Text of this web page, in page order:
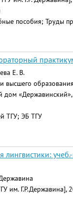
пособия; Труды
Е. В.
высшего
дом
ТГУ; ЭБ ТГУ
лингвистики:
им. Г.Р.Державина],